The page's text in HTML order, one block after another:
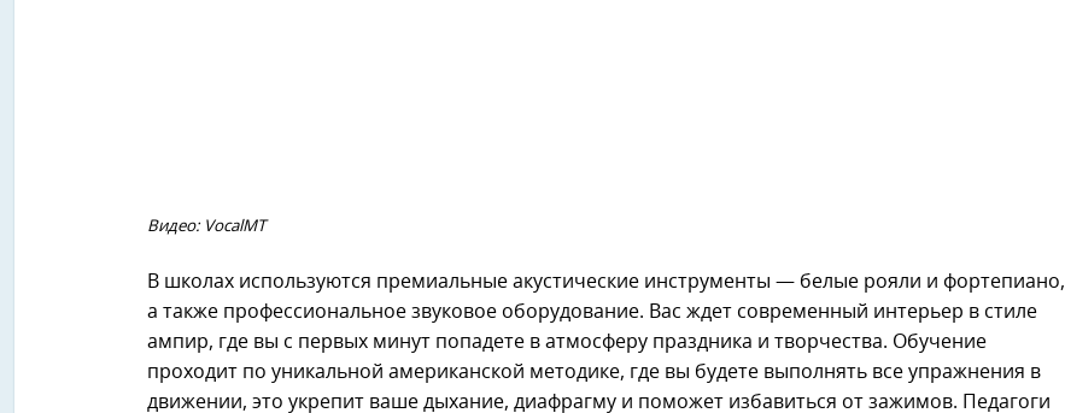
Видео: VocalMT
В школах используются премиальные акустические инструменты — белые рояли и фортепиано,
а также профессиональное звуковое оборудование. Вас ждет современный интерьер в стиле
ампир, где вы с первых минут попадете в атмосферу праздника и творчества. Обучение
проходит по уникальной американской методике, где вы будете выполнять все упражнения в
движении, это укрепит ваше дыхание, диафрагму и поможет избавиться от зажимов. Педагоги